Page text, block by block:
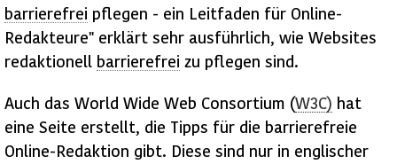
barrierefrei pflegen - ein Leitfaden für Online-
Redakteure" erklärt sehr ausführlich, wie Websites
redaktionell barrierefrei zu pflegen sind.
Auch das World Wide Web Consortium (W3C) hat
eine Seite erstellt, die Tipps für die barrierefreie
Online-Redaktion gibt. Diese sind nur in englischer